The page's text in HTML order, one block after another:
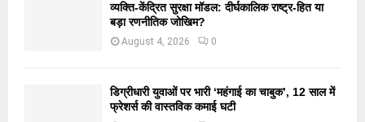
व्यक्ति-केंद्रित सुरक्षा मॉडल: दीर्घकालिक राष्ट्र-हित या
बड़ा रणनीतिक जोखिम?
August 4, 2026 0
डिग्रीधारी युवाओं पर भारी ‘महंगाई का चाबुक’, 12 साल में
फ्रेशर्स की वास्तविक कमाई घटी